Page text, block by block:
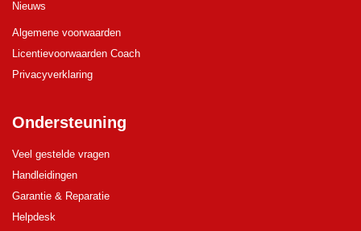
Nieuws
Algemene voorwaarden
Licentievoorwaarden Coach
Privacyverklaring
Ondersteuning
Veel gestelde vragen
Handleidingen
Garantie & Reparatie
Helpdesk